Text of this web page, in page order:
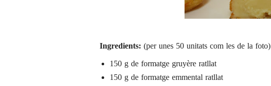
Ingredients: (per unes 50 unitats com les de la foto)
150 g de formatge gruyère ratllat
150 g de formatge emmental ratllat